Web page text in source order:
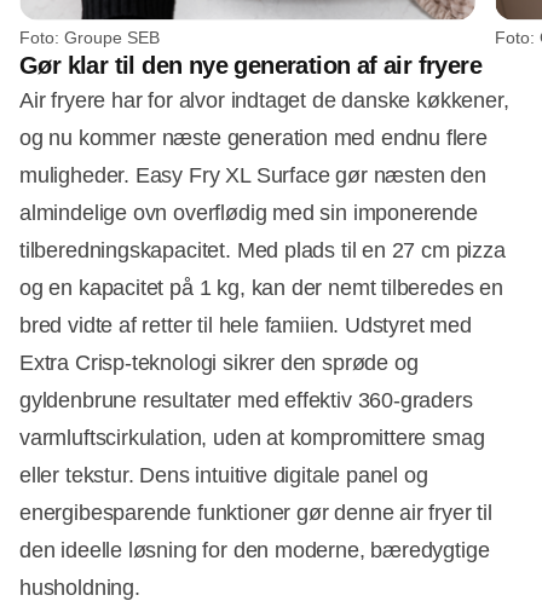
Foto: Groupe SEB Foto:
Gør klar til den nye generation af air fryere
Air fryere har for alvor indtaget de danske køkkener,
og nu kommer næste generation med endnu flere
muligheder. Easy Fry XL Surface gør næsten den
almindelige ovn overflødig med sin imponerende
tilberedningskapacitet. Med plads til en 27 cm pizza
og en kapacitet på 1 kg, kan der nemt tilberedes en
bred vidte af retter til hele famiien. Udstyret med
Extra Crisp-teknologi sikrer den sprøde og
gyldenbrune resultater med effektiv 360-graders
varmluftscirkulation, uden at kompromittere smag
eller tekstur. Dens intuitive digitale panel og
energibesparende funktioner gør denne air fryer til
den ideelle løsning for den moderne, bæredygtige
husholdning.